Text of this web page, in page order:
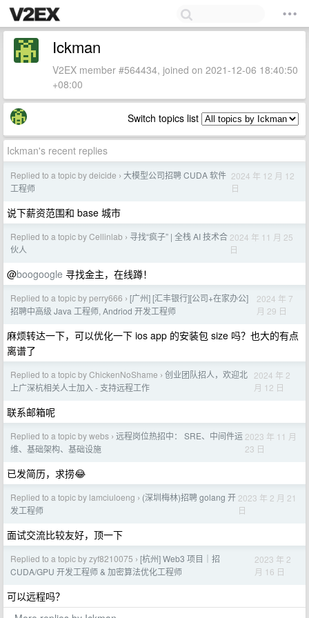
Ickman
V2EX member #564434, joined on 2021-12-06 18:40:50
+08:00
Switch topics list
Ickman's recent replies
Replied to a topic by deicide › 大模型公司招聘 CUDA 软件
工程师
2024 年 12 月 12
日
说下薪资范围和 base 城市
Replied to a topic by Cellinlab › 寻找“疯子” | 全栈 AI 技术合
伙人
2024 年 11 月 25
日
@boogoogle 寻找金主，在线蹲！
Replied to a topic by perry666 › [广州] [汇丰银行][公司+在家办公]
招聘中高级 Java 工程师, Andriod 开发工程师
2024 年 7
月 29 日
麻烦转达一下，可以优化一下 ios app 的安装包 size 吗？也大的有点
离谱了
Replied to a topic by ChickenNoShame › 创业团队招人，欢迎北
上广深杭相关人士加入 - 支持远程工作
2024 年 2
月 12 日
联系邮箱呢
Replied to a topic by webs › 远程岗位热招中： SRE、中间件运
维、基础架构、基础设施
2023 年 11 月
23 日
已发简历，求捞😂
Replied to a topic by lamciuloeng › (深圳梅林)招聘 golang 开
发工程师
2023 年 2 月 21
日
面试交流比较友好，顶一下
Replied to a topic by zyf8210075 › [杭州] Web3 项目｜招
CUDA/GPU 开发工程师 & 加密算法优化工程师
2023 年 2
月 16 日
可以远程吗？